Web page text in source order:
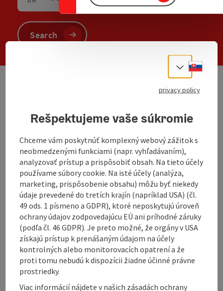
The Gasthof-Pension Labmayer offers 14 cosily
furnished rooms (single to four-bed rooms), equipped
with shower, WC and cable TV. Pets are welcome.
The menu includes home-style cooking and regional
Number of units and person fields
Search
We have not found any search results. Please
non-binding inquiry
To the website
Select
privacy policy
Rešpektujeme vaše súkromie
Chceme vám poskytnúť komplexný webový zážitok s
neobmedzenými funkciami (napr. vyhľadávaním),
analyzovať prístup a prispôsobiť obsah. Na tieto účely
používame súbory cookie. Na isté účely (analýza,
marketing, prispôsobenie obsahu) môžu byť niekedy
údaje prevedené do tretích krajín (napríklad USA) (čl.
49 ods. 1 písmeno a GDPR), ktoré neposkytujú úroveň
ochrany údajov zodpovedajúcu EÚ ani príhodné záruky
(podľa čl. 46 GDPR). Je preto možné, že orgány v USA
získajú prístup k prenášaným údajom na účely
kontrolných alebo monitorovacích opatrení a že
proti tomu nebudú k dispozícii žiadne účinné právne
prostriedky.
Viac informácií nájdete v našich zásadách ochrany